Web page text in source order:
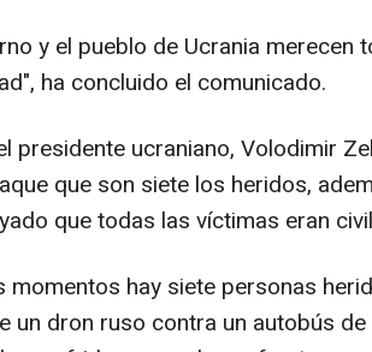
y el pueblo de Ucrania merecen
ha concluido el comunicado.
presidente ucraniano, Volodimir
que son siete los heridos,
que todas las víctimas eran
momentos hay siete personas
un dron ruso contra un autobús